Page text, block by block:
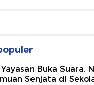
Buka Suara,
Senjata di